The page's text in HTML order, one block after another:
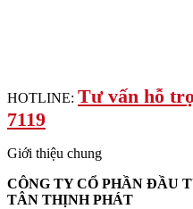
HOTLINE: Tư vấn hỗ
7119
Giới thiệu chung
CÔNG TY CỔ PHẦN ĐẦU
TÂN THỊNH PHÁT